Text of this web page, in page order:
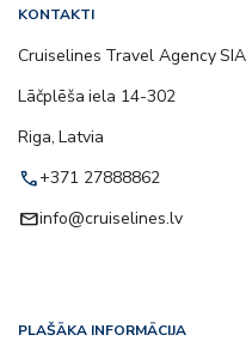
KONTAKTI
Cruiselines Travel Agency SIA
Lāčplēša iela 14-302
Riga, Latvia
call+371 27888862
emailinfo@cruiselines.lv
PLAŠĀKA INFORMĀCIJA